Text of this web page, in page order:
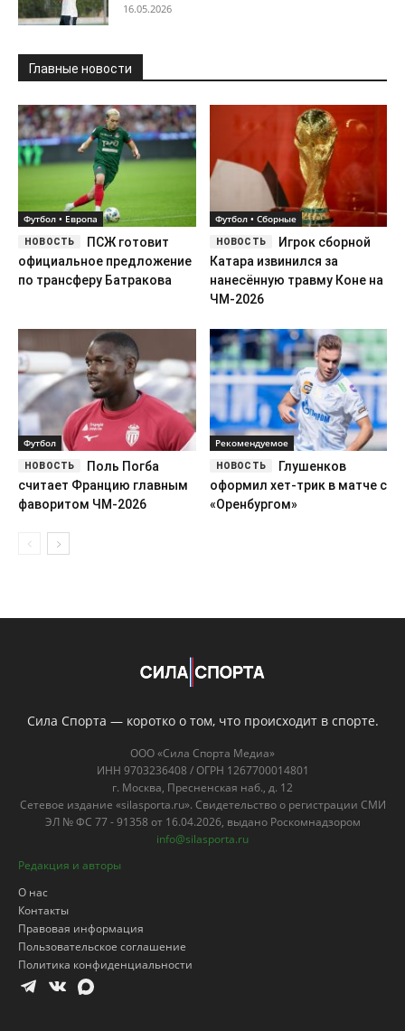
16.05.2026
Главные новости
Футбол • Европа
ПСЖ готовит
официальное предложение
по трансферу Батракова
Футбол • Сборные
Игрок сборной
Катара извинился за
нанесённую травму Коне на
ЧМ-2026
Футбол
Поль Погба
считает Францию главным
фаворитом ЧМ-2026
Рекомендуемое
Глушенков
оформил хет-трик в матче с
«Оренбургом»
Сила Спорта — коротко о том, что происходит в спорте.
ООО «Сила Спорта Медиа»
ИНН 9703236408 / ОГРН 1267700014801
г. Москва, Пресненская наб., д. 12
Сетевое издание «silasporta.ru». Свидетельство о регистрации СМИ
ЭЛ № ФС 77 - 91358 от 16.04.2026, выдано Роскомнадзором
info@silasporta.ru
Редакция и авторы
О нас
Контакты
Правовая информация
Пользовательское соглашение
Политика конфиденциальности